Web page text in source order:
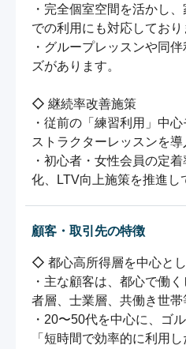
・完全個室空間を活かし
での利用にも対応しており
・グループレッスンや同
ズがあります。
◇ 継続率改善施策
・従前の「練習利用」中
ストラクターレッスンを導
・初心者・女性会員の定
化、LTV向上施策を推進し
顧客・取引先の特徴
◇ 都心高所得層を中心と
・主な顧客は、都心で働
者層、士業層、共働き世帯
・20〜50代を中心に、ゴ
「短時間で効率的に利用